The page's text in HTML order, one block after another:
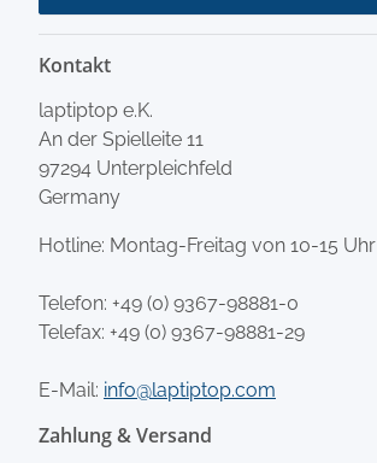
Kontakt
laptiptop e.K.
An der Spielleite 11
97294 Unterpleichfeld
Germany
Hotline: Montag-Freitag von 10-15 Uhr
Telefon: +49 (0) 9367-98881-0
Telefax: +49 (0) 9367-98881-29
E-Mail: info@laptiptop.com
Zahlung & Versand